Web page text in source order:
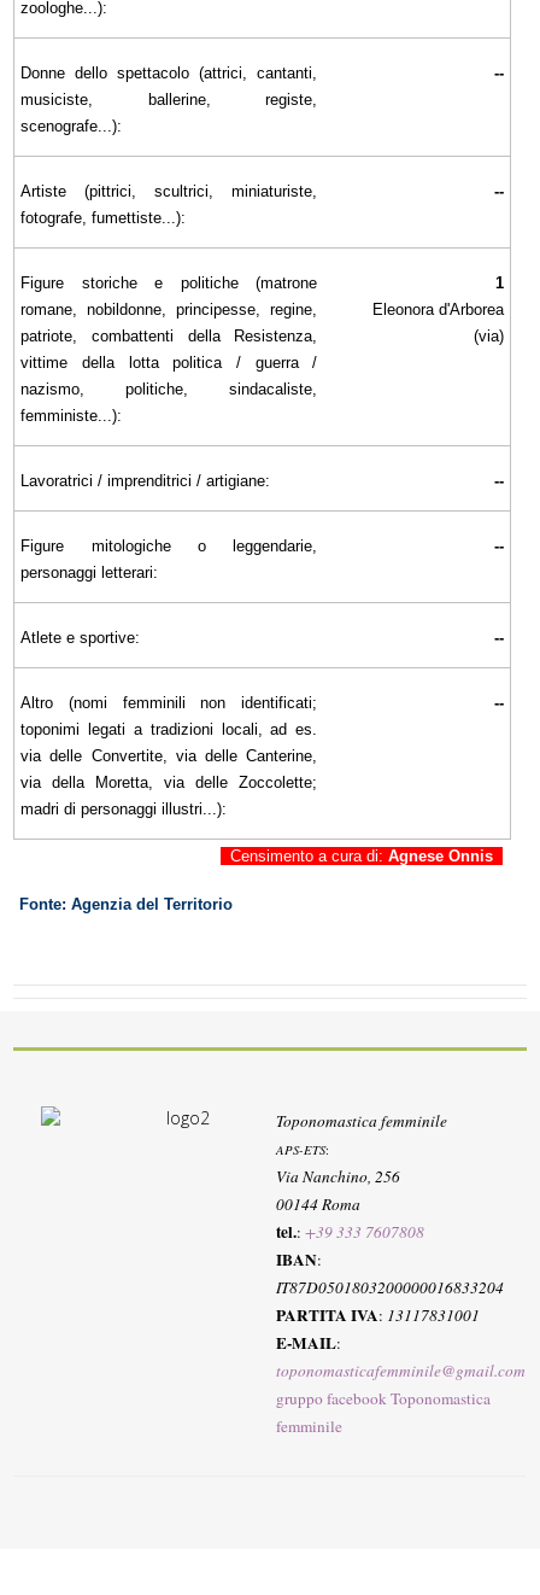
zoologhe...):
Donne dello spettacolo (attrici, cantanti,
musiciste, ballerine, registe,
scenografe...):
--
Artiste (pittrici, scultrici, miniaturiste,
fotografe, fumettiste...):
--
Figure storiche e politiche (matrone
romane, nobildonne, principesse, regine,
patriote, combattenti della Resistenza,
vittime della lotta politica / guerra /
nazismo, politiche, sindacaliste,
femministe...):
1
Eleonora d'Arborea
(via)
Lavoratrici / imprenditrici / artigiane: --
Figure mitologiche o leggendarie,
personaggi letterari:
--
Atlete e sportive: --
Altro (nomi femminili non identificati;
toponimi legati a tradizioni locali, ad es.
via delle Convertite, via delle Canterine,
via della Moretta, via delle Zoccolette;
madri di personaggi illustri...):
--
Censimento a cura di: Agnese Onnis
Fonte: Agenzia del Territorio
Toponomastica femminile
APS-ETS:
Via Nanchino, 256
00144 Roma
tel.:+39 333 7607808
IBAN:
IT87D0501803200000016833204
PARTITA IVA: 13117831001
E-MAIL:
toponomasticafemminile@gmail.com
gruppo facebook Toponomastica
femminile